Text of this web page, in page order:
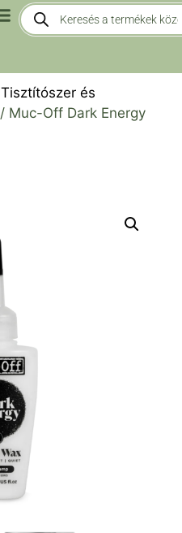
Tisztítószer és
/ Muc-Off Dark Energy